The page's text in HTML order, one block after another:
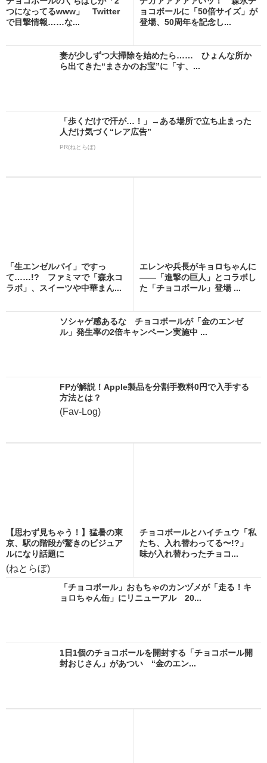
つになってるwww」 Twitter
で目撃情報……な...
ョコボールに「50倍サイズ」が
登場、50周年を記念し...
妻が少しずつ大掃除を始めたら…… ひょんな所か
ら出てきた“まさかのお宝”に「す、...
「歩くだけで汗が…！」→ある場所で立ち止まった
人だけ気づく“レア広告”
PR(ねとらぼ)
「生エンゼルパイ」ですっ
て……!? ファミマで「森永コ
ラボ」、スイーツや中華まん...
エレンや兵長がキョロちゃんに
――「進撃の巨人」とコラボし
た「チョコボール」登場 ...
ソシャゲ感あるな チョコボールが「金のエンゼ
ル」発生率の2倍キャンペーン実施中 ...
FPが解説！Apple製品を分割手数料0円で入手する
方法とは？
(Fav-Log)
【思わず見ちゃう！】猛暑の東
京、駅の階段が驚きのビジュア
ルになり話題に
(ねとらぼ)
チョコボールとハイチュウ「私
たち、入れ替わってる〜!?」
味が入れ替わったチョコ...
「チョコボール」おもちゃのカンヅメが「走る！キ
ョロちゃん缶」にリニューアル 20...
1日1個のチョコボールを開封する「チョコボール開
封おじさん」があつい “金のエン...